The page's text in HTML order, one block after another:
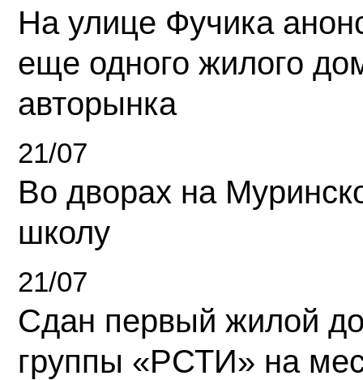
На улице Фучика
еще одного жилого
авторынка
21/07
Во дворах на
школу
21/07
Сдан первый жилой
группы «РСТИ» на